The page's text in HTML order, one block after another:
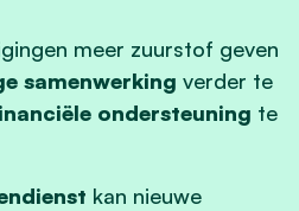
meer zuurstof geven
samenwerking verder te
ondersteuning te
kan nieuwe